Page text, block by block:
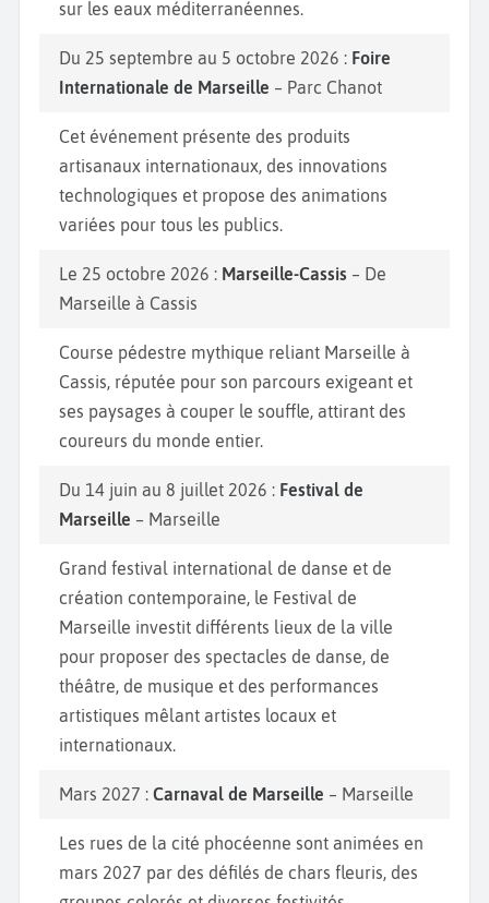
sur les eaux méditerranéennes.
Du 25 septembre au 5 octobre 2026 : Foire
Internationale de Marseille – Parc Chanot
Cet événement présente des produits
artisanaux internationaux, des innovations
technologiques et propose des animations
variées pour tous les publics.
Le 25 octobre 2026 : Marseille-Cassis – De
Marseille à Cassis
Course pédestre mythique reliant Marseille à
Cassis, réputée pour son parcours exigeant et
ses paysages à couper le souffle, attirant des
coureurs du monde entier.
Du 14 juin au 8 juillet 2026 : Festival de
Marseille – Marseille
Grand festival international de danse et de
création contemporaine, le Festival de
Marseille investit différents lieux de la ville
pour proposer des spectacles de danse, de
théâtre, de musique et des performances
artistiques mêlant artistes locaux et
internationaux.
Mars 2027 : Carnaval de Marseille – Marseille
Les rues de la cité phocéenne sont animées en
mars 2027 par des défilés de chars fleuris, des